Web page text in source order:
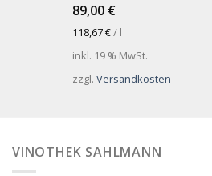
89,00 €
118,67€/ l
inkl. 19 % MwSt.
zzgl. Versandkosten
VINOTHEK SAHLMANN